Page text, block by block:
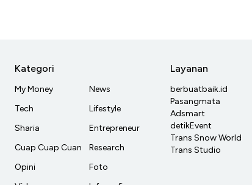
Kategori
My Money
Tech
Sharia
Cuap Cuap Cuan
Opini
News
Lifestyle
Entrepreneur
Research
Foto
Layanan
berbuatbaik.id
Pasangmata
Adsmart
detikEvent
Trans Snow World
Trans Studio